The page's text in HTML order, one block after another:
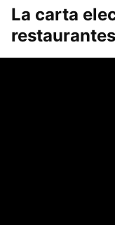
La carta
restaurantes